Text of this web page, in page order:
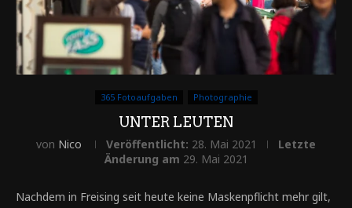
365 Fotoaufgaben Photographie
UNTER LEUTEN
von Nico Veröffentlicht: 28. Mai 2021
Letzte
Änderung am 29. Mai 2021
Nachdem in Freising seit heute keine Maskenpflicht mehr gilt,